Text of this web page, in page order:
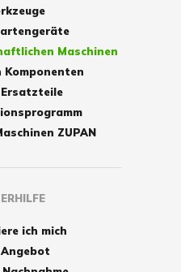
Maschinen
Komponenten
Ersatzteile
ZUPAN
ich mich